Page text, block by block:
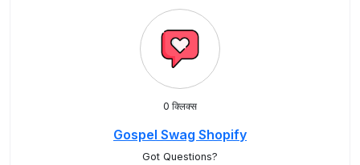
0 क्लिक्स
Gospel Swag Shopify
Got Questions?